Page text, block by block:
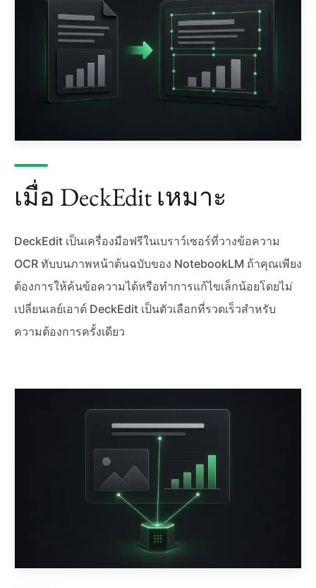
เมื่อ DeckEdit เหมาะ
DeckEdit เป็นเครื่องมือฟรีในเบราว์เซอร์ที่วางข้อความ
OCR ทับบนภาพหน้าต้นฉบับของ NotebookLM ถ้าคุณเพียง
ต้องการให้ค้นข้อความได้หรือทำการแก้ไขเล็กน้อยโดยไม่
เปลี่ยนเลย์เอาต์ DeckEdit เป็นตัวเลือกที่รวดเร็วสำหรับ
ความต้องการครั้งเดียว